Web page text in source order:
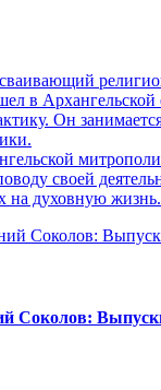
в Архангельской
Он
своей
на духовную жизнь.
Соколов: